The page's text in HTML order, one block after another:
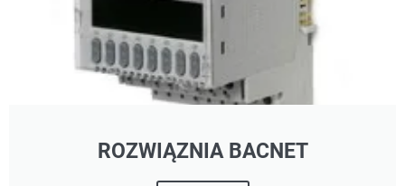
ROZWIĄZNIA BACNET